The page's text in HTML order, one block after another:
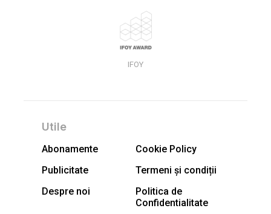
IFOY
Utile
Abonamente
Cookie Policy
Publicitate
Termeni și condiții
Despre noi
Politica de
Confidentialitate